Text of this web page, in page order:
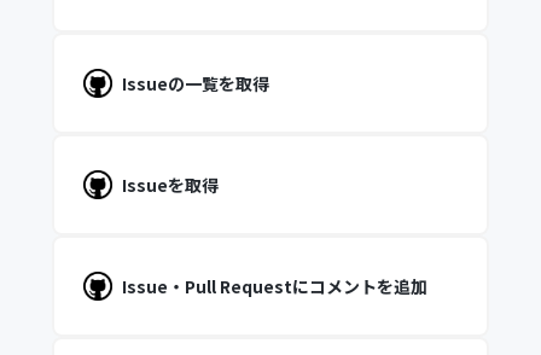
Issueの一覧を取得
Issueを取得
Issue・Pull Requestにコメントを追加